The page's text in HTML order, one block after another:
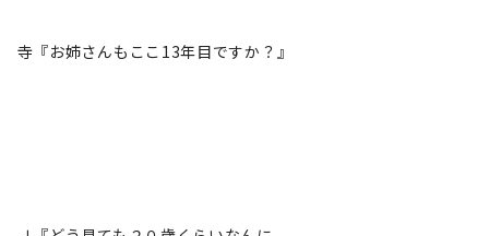
寺『お姉さんもここ13年目ですか？』